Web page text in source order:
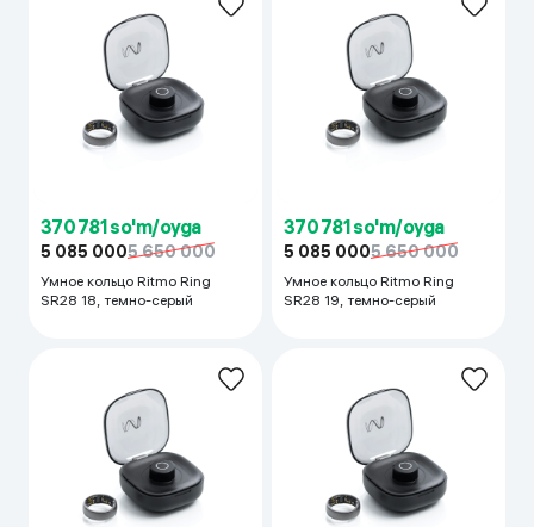
370 781 so'm/oyga
5 085 0005 650 000
Умное кольцо Ritmo Ring
SR28 18, темно-серый
370 781 so'm/oyga
5 085 0005 650 000
Умное кольцо Ritmo Ring
SR28 19, темно-серый